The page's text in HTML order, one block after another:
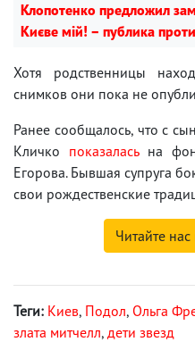
Клопотенко предложил
Києве мій! – публика
Хотя родственницы
снимков они пока не
Ранее сообщалось, что с
Кличко показаласьна
Егорова. Бывшая супруга
свои рождественские
Читайте
Теги: Киев, Подол, Ольга
злата митчелл, дети звезд